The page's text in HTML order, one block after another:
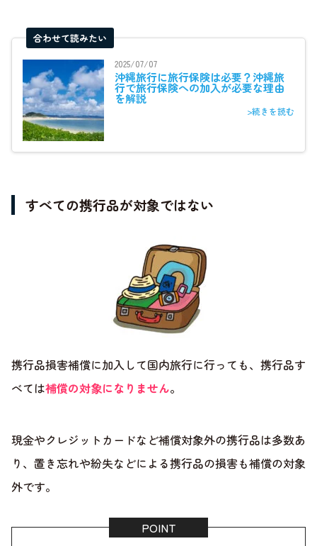
合わせて読みたい
2025/07/07
沖縄旅行に旅行保険は必要？沖縄旅
行で旅行保険への加入が必要な理由
を解説
>続きを読む
すべての携行品が対象ではない
携行品損害補償に加入して国内旅行に行っても、携行品す
べては補償の対象になりません。
現金やクレジットカードなど補償対象外の携行品は多数あ
り、置き忘れや紛失などによる携行品の損害も補償の対象
外です。